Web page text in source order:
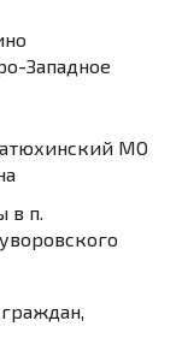
Западное
в п.